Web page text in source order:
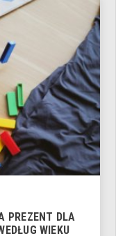
PREZENT DLA
WIEKU